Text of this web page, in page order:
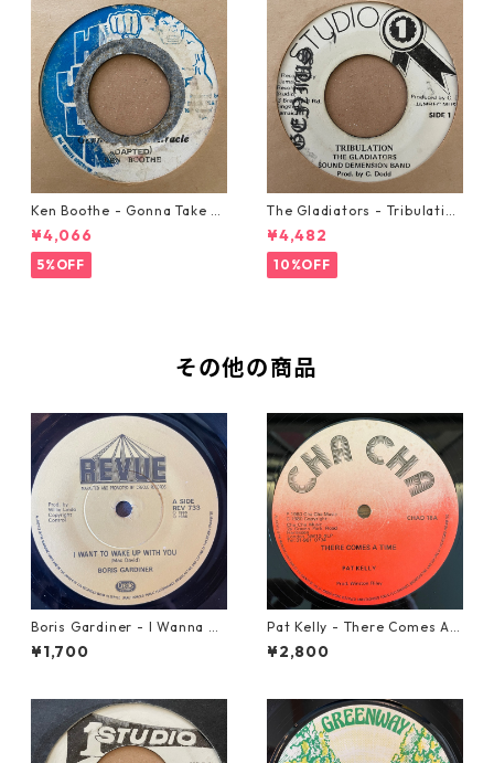
Ken Boothe - Gonna Take A
Miracle【7-21362】
¥4,066
5%OFF
The Gladiators - Tribulation
【7-21365】
¥4,482
10%OFF
その他の商品
Boris Gardiner - I Wanna W
ake Up With You【7-2192
4】
¥1,700
Pat Kelly - There Comes A T
ime【12-50057】
¥2,800